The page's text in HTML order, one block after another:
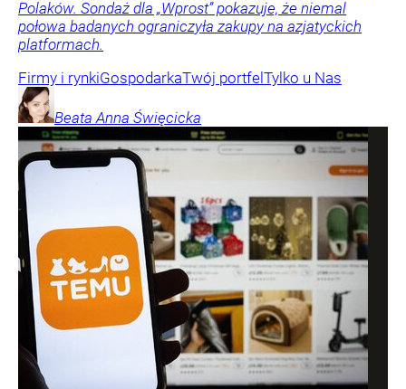
Polaków. Sondaż dla „Wprost” pokazuje, że niemal
połowa badanych ograniczyła zakupy na azjatyckich
platformach.
Firmy i rynkiGospodarkaTwój portfelTylko u Nas
Beata Anna Święcicka